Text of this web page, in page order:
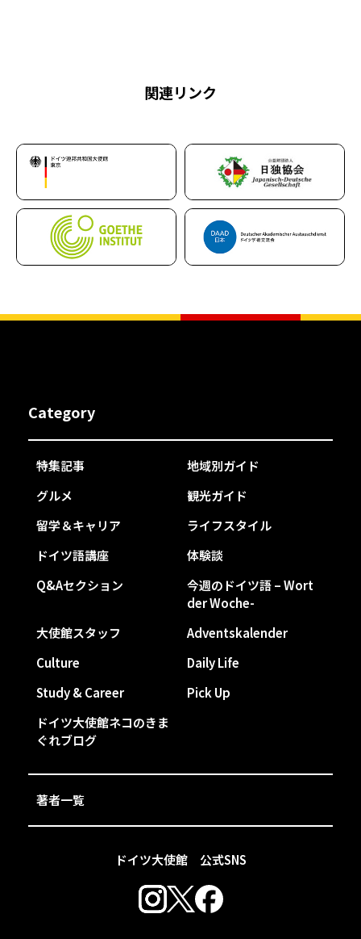
関連リンク
ドイツ大使館 公式SNS
Category
特集記事
地域別ガイド
グルメ
観光ガイド
留学＆キャリア
ライフスタイル
ドイツ語講座
体験談
Q&Aセクション
今週のドイツ語 – Wort
der Woche-
大使館スタッフ
Adventskalender
Culture
Daily Life
Study & Career
Pick Up
ドイツ大使館ネコのきま
ぐれブログ
著者一覧